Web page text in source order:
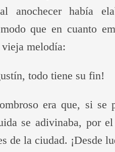
anochecer había
que en cuanto
melodía:
todo tiene su fin!
era que, si se
se adivinaba, por
de la ciudad. ¡Desde